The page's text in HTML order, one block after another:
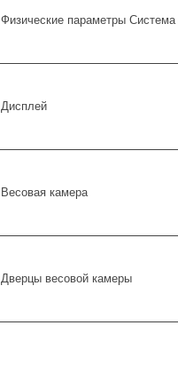
Физические параметры
Дисплей
Весовая камера
Дверцы весовой камеры